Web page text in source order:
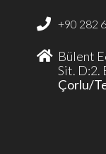
+90 282
Bülent
Sit. D:2.
Çorlu/